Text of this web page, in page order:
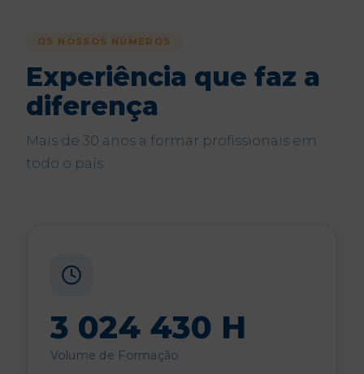
OS NOSSOS NÚMEROS
Experiência que faz a
diferença
Mais de 30 anos a formar profissionais em
todo o país.
3 024 430 H
Volume de Formação